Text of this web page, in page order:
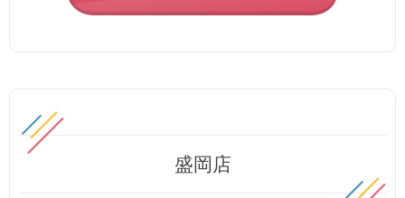
盛岡店